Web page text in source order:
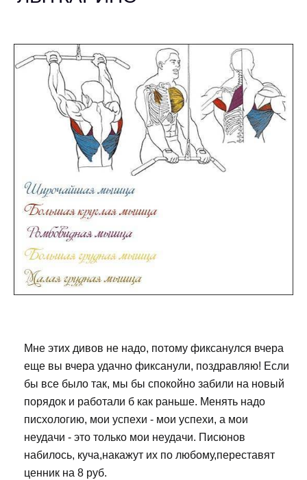
Мне этих дивов не надо, потому фиксанулся вчера
еще вы вчера удачно фиксанули, поздравляю! Если
бы все было так, мы бы спокойно забили на новый
порядок и работали б как раньше. Менять надо
писхологию, мои успехи - мои успехи, а мои
неудачи - это только мои неудачи. Писюнов
набилось, куча,накажут их по любому,переставят
ценник на 8 руб.